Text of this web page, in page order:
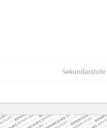
Sekundarstufe